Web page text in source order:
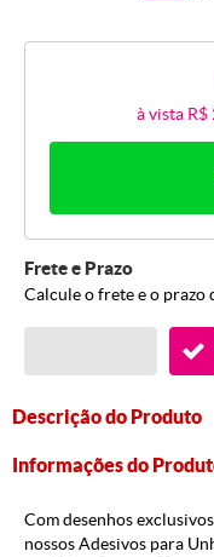
à vista R$
Frete e Prazo
Calcule o frete e o prazo
Descrição do Produto
Informações do
Com desenhos
nossos Adesivos para